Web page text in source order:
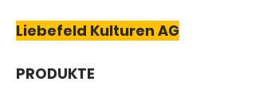
Liebefeld Kulturen AG
PRODUKTE